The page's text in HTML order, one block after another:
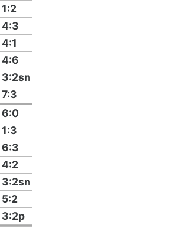
1:2
4:3
4:1
4:6
3:2sn
7:3
6:0
1:3
6:3
4:2
3:2sn
5:2
3:2p